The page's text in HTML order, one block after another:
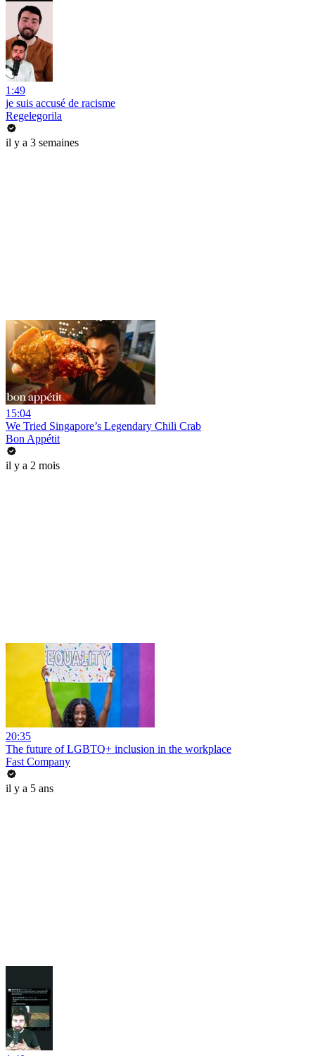
1:49
je suis accusé de racisme
Regelegorila
il y a 3 semaines
15:04
We Tried Singapore’s Legendary Chili Crab
Bon Appétit
il y a 2 mois
20:35
The future of LGBTQ+ inclusion in the workplace
Fast Company
il y a 5 ans